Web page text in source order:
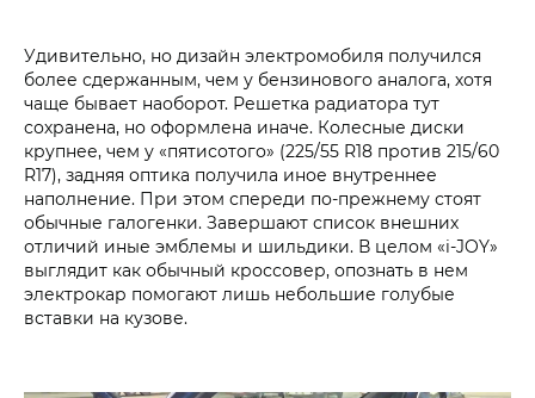
Удивительно, но дизайн электромобиля получился
более сдержанным, чем у бензинового аналога, хотя
чаще бывает наоборот. Решетка радиатора тут
сохранена, но оформлена иначе. Колесные диски
крупнее, чем у «пятисотого» (225/55 R18 против 215/60
R17), задняя оптика получила иное внутреннее
наполнение. При этом спереди по-прежнему стоят
обычные галогенки. Завершают список внешних
отличий иные эмблемы и шильдики. В целом «i‑JOY»
выглядит как обычный кроссовер, опознать в нем
электрокар помогают лишь небольшие голубые
вставки на кузове.